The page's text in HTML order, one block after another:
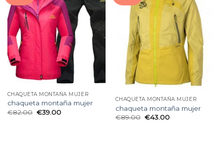
CHAQUETA MONTAÑA MUJER
chaqueta montaña mujer
€82.00 €39.00
CHAQUETA MONTAÑA MUJER
chaqueta montaña mujer
€89.00 €43.00